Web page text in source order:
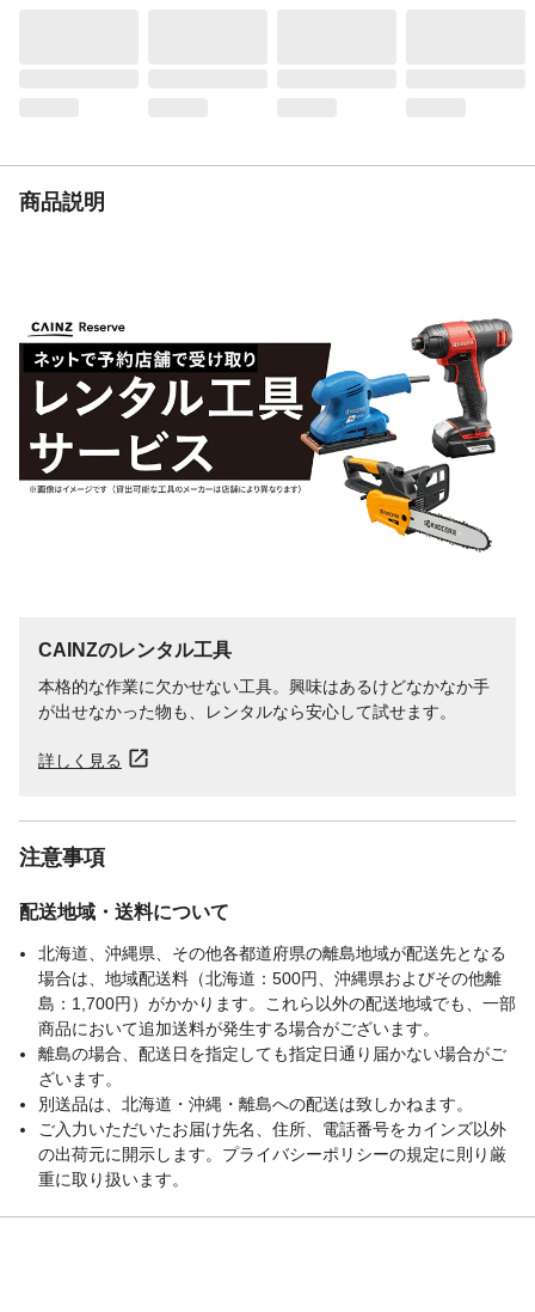
商品説明
CAINZのレンタル工具
本格的な作業に欠かせない工具。興味はあるけどなかなか手
が出せなかった物も、レンタルなら安心して試せます。
詳しく見る
注意事項
配送地域・送料について
北海道、沖縄県、その他各都道府県の離島地域が配送先となる
場合は、地域配送料（北海道：500円、沖縄県およびその他離
島：1,700円）がかかります。これら以外の配送地域でも、一部
商品において追加送料が発生する場合がございます。
離島の場合、配送日を指定しても指定日通り届かない場合がご
ざいます。
別送品は、北海道・沖縄・離島への配送は致しかねます。
ご入力いただいたお届け先名、住所、電話番号をカインズ以外
の出荷元に開示します。プライバシーポリシーの規定に則り厳
重に取り扱います。